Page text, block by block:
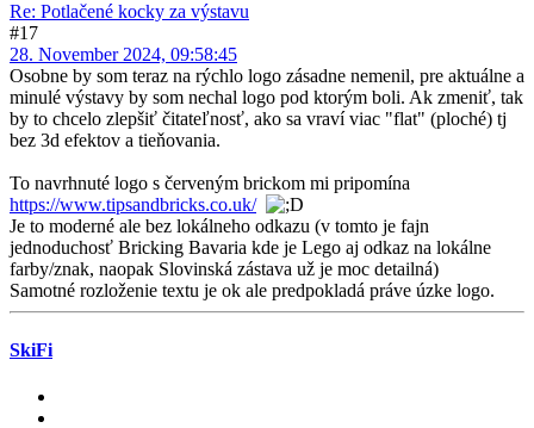
Re: Potlačené kocky za výstavu
#17
28. November 2024, 09:58:45
Osobne by som teraz na rýchlo logo zásadne nemenil, pre aktuálne a
minulé výstavy by som nechal logo pod ktorým boli. Ak zmeniť, tak
by to chcelo zlepšiť čitateľnosť, ako sa vraví viac "flat" (ploché) tj
bez 3d efektov a tieňovania.
To navrhnuté logo s červeným brickom mi pripomína
https://www.tipsandbricks.co.uk/
Je to moderné ale bez lokálneho odkazu (v tomto je fajn
jednoduchosť Bricking Bavaria kde je Lego aj odkaz na lokálne
farby/znak, naopak Slovinská zástava už je moc detailná)
Samotné rozloženie textu je ok ale predpokladá práve úzke logo.
SkiFi